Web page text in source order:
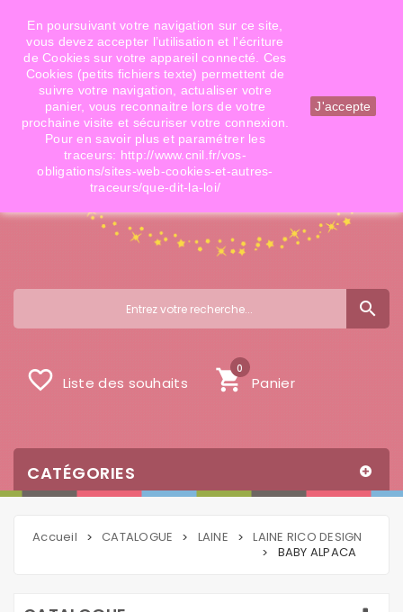
Téléphone: 06 09 14 02 79 Email: info@doigtsdefees.com
Mon compte
search
shopping_cart Panier
0
favorite_border Liste des souhaits
CATÉGORIES
Accueil > CATALOGUE > LAINE > LAINE RICO DESIGN
>
BABY ALPACA
En poursuivant votre navigation sur ce site,
vous devez accepter l’utilisation et l'écriture
de Cookies sur votre appareil connecté. Ces
Cookies (petits fichiers texte) permettent de
suivre votre navigation, actualiser votre
panier, vous reconnaitre lors de votre
prochaine visite et sécuriser votre connexion.
Pour en savoir plus et paramétrer les
traceurs: http://www.cnil.fr/vos-
obligations/sites-web-cookies-et-autres-
traceurs/que-dit-la-loi/
J'accepte